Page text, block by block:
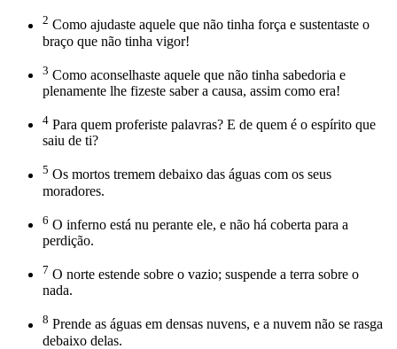
2 Como ajudaste aquele que não tinha força e sustentaste o
braço que não tinha vigor!
3 Como aconselhaste aquele que não tinha sabedoria e
plenamente lhe fizeste saber a causa, assim como era!
4 Para quem proferiste palavras? E de quem é o espírito que
saiu de ti?
5 Os mortos tremem debaixo das águas com os seus
moradores.
6 O inferno está nu perante ele, e não há coberta para a
perdição.
7 O norte estende sobre o vazio; suspende a terra sobre o
nada.
8 Prende as águas em densas nuvens, e a nuvem não se rasga
debaixo delas.